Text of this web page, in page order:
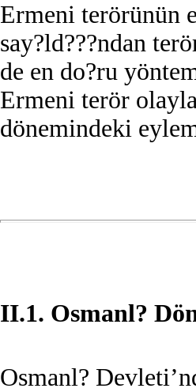
Ermeni terörünün
say?ld???ndan
de en do?ru
Ermeni terör
dönemindeki
II.1. Osmanl?
Osmanl?